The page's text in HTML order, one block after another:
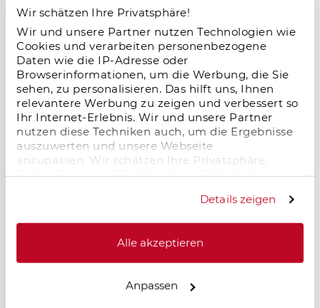
Wir schätzen Ihre Privatsphäre!
Wir und unsere Partner nutzen Technologien wie
Cookies und verarbeiten personenbezogene
Daten wie die IP-Adresse oder
Browserinformationen, um die Werbung, die Sie
sehen, zu personalisieren. Das hilft uns, Ihnen
relevantere Werbung zu zeigen und verbessert so
Ihr Internet-Erlebnis. Wir und unsere Partner
nutzen diese Techniken auch, um die Ergebnisse
auszuwerten und unsere Webseite
anzupassen. Wir schätzen Ihre Privatsphäre.
Daher fragen wir Sie hiermit um Erlaubnis zum
Details zeigen
Alle akzeptieren
Anpassen
Denkmalimmobilie mit steuerlichen Vorteilen
nach §7i EStG, KfW-Förderung, nachhaltigem
Energiekonzept und garantierter
Erstvermietung. Das historische
Schlossensemble verbindet hochwertige
Sanierung, moderne Wohnqual
Microliving-Investment: Stabiles
Wachstum, hohe Nachfrage und attraktive
Renditechancen
attraktiven Renditechancen – ein